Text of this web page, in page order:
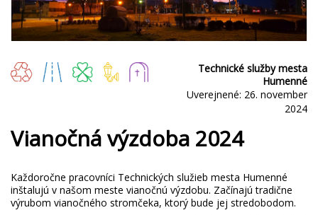
Technické služby mesta
Humenné
Uverejnené: 26. november
2024
Vianočná výzdoba 2024
Každoročne pracovníci Technických služieb mesta Humenné
inštalujú v našom meste vianočnú výzdobu. Začínajú tradične
výrubom vianočného stromčeka, ktorý bude jej stredobodom.